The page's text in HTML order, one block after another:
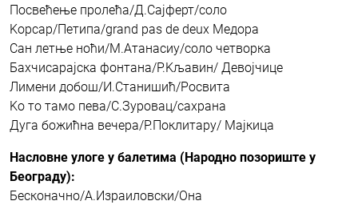
Посвећење пролећа/Д.Сајферт/соло
Kорсар/Петипа/grand pas de deux Медора
Сан летње ноћи/М.Атанасиу/соло четворка
Бахчисарајска фонтана/Р.Kљавин/ Девојчице
Лимени добош/И.Станишић/Росвита
Kо то тамо пева/С.Зуровац/сахрана
Дуга божићна вечера/Р.Поклитару/ Мајкица
Насловне улоге у балетима (Народно позориште у
Београду):
Бесконачно/А.Израиловски/Она